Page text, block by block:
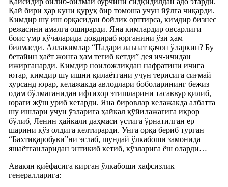
Қай бири ҳар куни қуруқ бир томоша учун йўлга чиқарди.
Кимдир шу иш орқасидан бойлик орттирса, кимдир бизнес
режасини амалга оширарди. Яна кимлардир овсарлиги
боис умр кўчаларида довдираб юрганини ўзи ҳам
билмасди. Аллакимлар “Падари лаънат қачон ўларкин? Бу
бетайин ҳаёт жонга ҳам тегиб кетди” дея ич-ичидан
ижирғанарди. Кимдир ноиложликдан нафратини ичига
ютар, кимдир шу ишни қилаётгани учун терисига сиғмай
хурсанд юрар, келажакда авлодлари боболарининг бежиз
одам бўлмаганидан ифтихор этишларини тасаввур қилиб,
юраги жўш уриб кетарди. Яна бировлар келажакда албатта
шу ишлари учун ўзларига ҳайкал қўйилажагига иқрор
бўлиб, Ленин ҳайкали даҳмаси устига ўрнатилган ер
шарини кўз олдига келтирарди. Унга орқа бериб турган
“Бахтиқаробуви”ни эслаб, шундай ўлкабоши замонида
яшаётганларидан энтикиб кетиб, кўзларига ёш оларди…
Авакян қиёфасига кирган ўлкабоши хафсизлик
генералларига: